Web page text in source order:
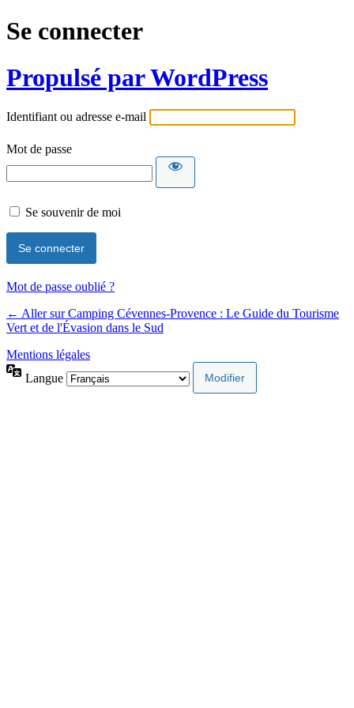
Se connecter
Propulsé par WordPress
Identifiant ou adresse e-mail
Mot de passe
Se souvenir de moi
Mot de passe oublié ?
← Aller sur Camping Cévennes-Provence : Le Guide du Tourisme
Vert et de l'Évasion dans le Sud
Mentions légales
Langue